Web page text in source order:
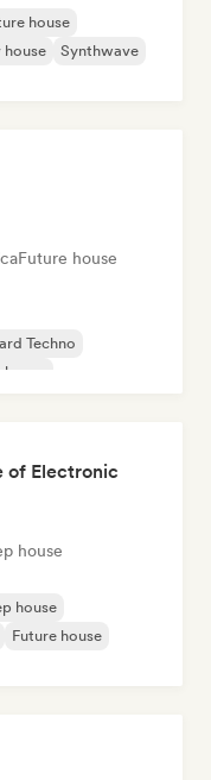
house
house
Synthwave
Future house
Techno
of Electronic
house
house
Future house